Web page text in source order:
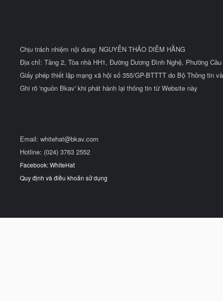
Chịu trách nhiệm nội dung: NGUYỄN THẢO DIỄM HẰNG
Địa chỉ: Tầng 2, Tòa nhà HH1, Đường Dương Đình Nghệ, Phường
Giấy phép thiết lập mạng xã hội số 355/GP-BTTTT do Bộ Thông tin
Ghi rõ 'nguồn Bkav' khi phát hành lại thông tin từ Website này
Email: whitehat@bkav.com
Hotline: (024) 3763 2552
Facebook: WhiteHat
Quy định và điều khoản sử dụng